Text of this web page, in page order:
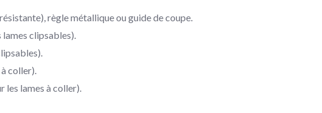
règle métallique ou guide de coupe.
clipsables).
coller).
les lames à coller).